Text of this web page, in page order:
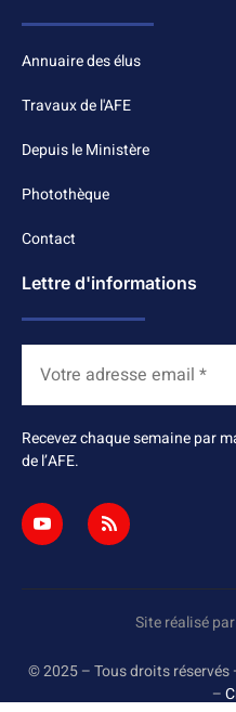
Annuaire des élus
Travaux de l'AFE
Depuis le Ministère
Photothèque
Contact
Lettre d'informations
Recevez chaque semaine par
de l’AFE.
Site réalisé par
© 2025 – Tous droits réservés
–